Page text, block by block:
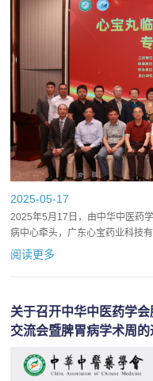
2025-05-17
2025年5月17日，由中华中医药
病中心牵头，广东心宝药业科技
公司承办的《心宝丸临床应用专
阅读更多
关于召开中华中医药学
交流会暨脾胃病学术周的